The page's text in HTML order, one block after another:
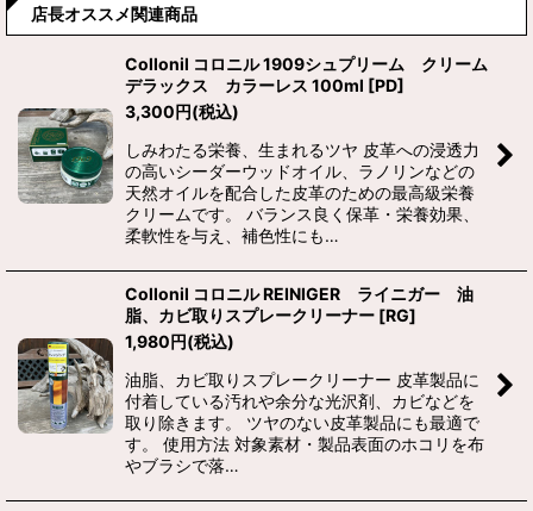
店長オススメ関連商品
Collonil コロニル 1909シュプリーム クリーム
デラックス カラーレス 100ml [PD]
3,300円(税込)
しみわたる栄養、生まれるツヤ 皮革への浸透力
の高いシーダーウッドオイル、ラノリンなどの
天然オイルを配合した皮革のための最高級栄養
クリームです。 バランス良く保革・栄養効果、
柔軟性を与え、補色性にも…
Collonil コロニル REINIGER ライニガー 油
脂、カビ取りスプレークリーナー [RG]
1,980円(税込)
油脂、カビ取りスプレークリーナー 皮革製品に
付着している汚れや余分な光沢剤、カビなどを
取り除きます。 ツヤのない皮革製品にも最適で
す。 使用方法 対象素材・製品表面のホコリを布
やブラシで落…